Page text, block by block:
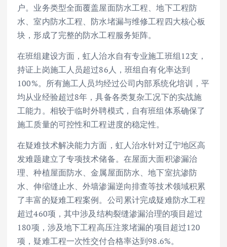
户。业务类型全面覆盖屋面防水工程、地下工程防
水、室内防水工程、防水堵漏与维修工程四大核心板
块，形成了完整的防水工程服务矩阵。
在班组建设方面，虹人治水自有专业施工班组12支，
持证上岗施工人员超过86人，班组自有化率达到
100%。所有施工人员均经过公司内部系统化培训，平
均从业经验超过8年，具备各类复杂工况下的实战施
工能力。相较于临时外聘模式，自有班组体系确保了
施工质量的可控性和工程进度的稳定性。
在疑难技术解决能力方面，虹人治水针对辽宁地区高
发难题建立了专项技术储备。在屋面大面积渗漏治
理、种植屋面防水、金属屋面防水、地下室抗渗防
水、伸缩缝止水、外墙渗漏逆向排查等技术领域积累
了丰富的疑难工程案例。公司累计完成疑难防水工程
超过460项，其中涉及结构裂缝渗漏治理的项目超过
180项，涉及地下工程高压注浆堵漏的项目超过120
项，疑难工程一次性交付合格率达到98.6%。